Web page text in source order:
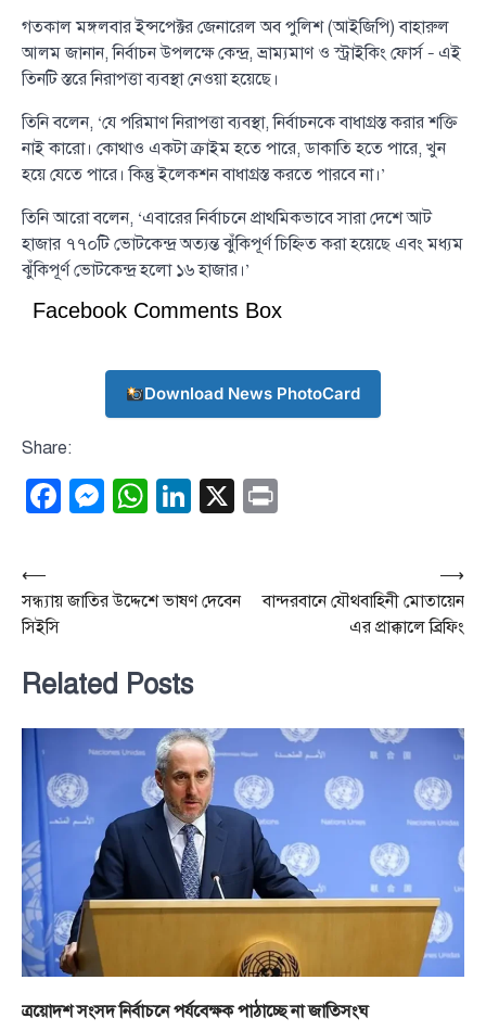
গতকাল মঙ্গলবার ইন্সপেক্টর জেনারেল অব পুলিশ (আইজিপি) বাহারুল
আলম জানান, নির্বাচন উপলক্ষে কেন্দ্র, ভ্রাম্যমাণ ও স্ট্রাইকিং ফোর্স – এই
তিনটি স্তরে নিরাপত্তা ব্যবস্থা নেওয়া হয়েছে।
তিনি বলেন, ‘যে পরিমাণ নিরাপত্তা ব্যবস্থা, নির্বাচনকে বাধাগ্রস্ত করার শক্তি
নাই কারো। কোথাও একটা ক্রাইম হতে পারে, ডাকাতি হতে পারে, খুন
হয়ে যেতে পারে। কিন্তু ইলেকশন বাধাগ্রস্ত করতে পারবে না।’
তিনি আরো বলেন, ‘এবারের নির্বাচনে প্রাথমিকভাবে সারা দেশে আট
হাজার ৭৭০টি ভোটকেন্দ্র অত্যন্ত ঝুঁকিপূর্ণ চিহ্নিত করা হয়েছে এবং মধ্যম
ঝুঁকিপূর্ণ ভোটকেন্দ্র হলো ১৬ হাজার।’
Facebook Comments Box
Download News PhotoCard
Share:
Facebook
Messenger
WhatsApp
LinkedIn
X
Post
navigation
⟵
সন্ধ্যায় জাতির উদ্দেশে ভাষণ দেবেন
সিইসি
বান্দরবানে যৌথবাহিনী মোতায়েন
এর প্রাক্কালে ব্রিফিং
⟶
Related Posts
ত্রয়োদশ সংসদ নির্বাচনে পর্যবেক্ষক পাঠাচ্ছে না জাতিসংঘ